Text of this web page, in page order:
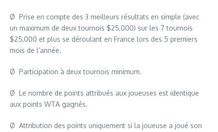
Ø Prise en compte des 3 meilleurs résultats en simple (avec
un maximum de deux tournois $25,000) sur les 7 tournois
$25,000 et plus se déroulant en France lors des 5 premiers
mois de l’année.
Ø Participation à deux tournois minimum.
Ø Le nombre de points attribués aux joueuses est identique
aux points WTA gagnés.
Ø Attribution des points uniquement si la joueuse a joué son